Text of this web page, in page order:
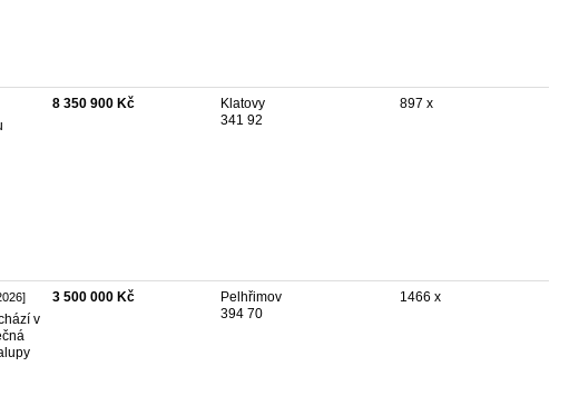
8 350 900 Kč
Klatovy
341 92
897 x
v
3 500 000 Kč
Pelhřimov
394 70
1466 x